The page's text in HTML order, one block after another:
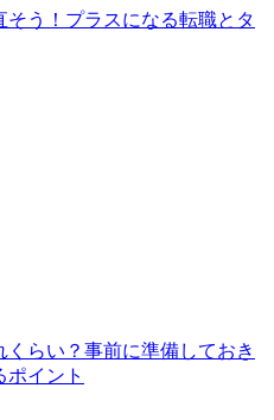
う！プラスになる転職とタ
らい？事前に準備しておき
ポイント